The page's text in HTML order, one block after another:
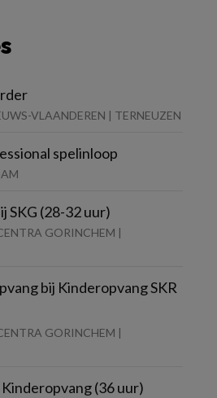
VLAANDEREN | TERNEUZEN
spelinloop
SKG (28-32 uur)
GORINCHEM |
bij Kinderopvang SKR
GORINCHEM |
(36 uur)